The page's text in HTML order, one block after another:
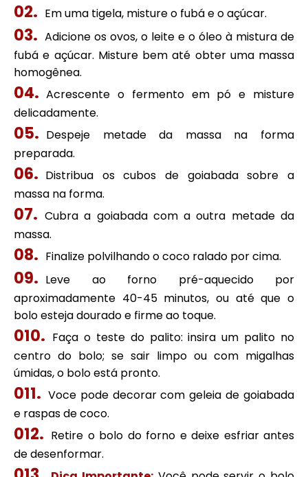
Em uma tigela, misture o fubá e o açúcar.
Adicione os ovos, o leite e o óleo à mistura de
fubá e açúcar. Misture bem até obter uma massa
homogênea.
Acrescente o fermento em pó e misture
delicadamente.
Despeje metade da massa na forma
preparada.
Distribua os cubos de goiabada sobre a
massa na forma.
Cubra a goiabada com a outra metade da
massa.
Finalize polvilhando o coco ralado por cima.
Leve ao forno pré-aquecido por
aproximadamente 40-45 minutos, ou até que o
bolo esteja dourado e firme ao toque.
Faça o teste do palito: insira um palito no
centro do bolo; se sair limpo ou com migalhas
úmidas, o bolo está pronto.
Voce pode decorar com geleia de goiabada
e raspas de coco.
Retire o bolo do forno e deixe esfriar antes
de desenformar.